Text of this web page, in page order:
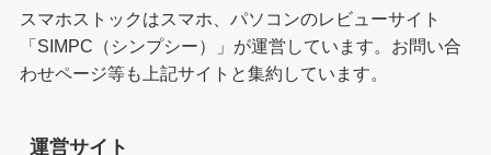
スマホストックはスマホ、パソコンのレビューサイト
「SIMPC（シンプシー）
」が運営しています。お問い合
わせページ等も上記サイトと集約しています。
運営サイト